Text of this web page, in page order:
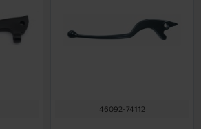
46092-74112